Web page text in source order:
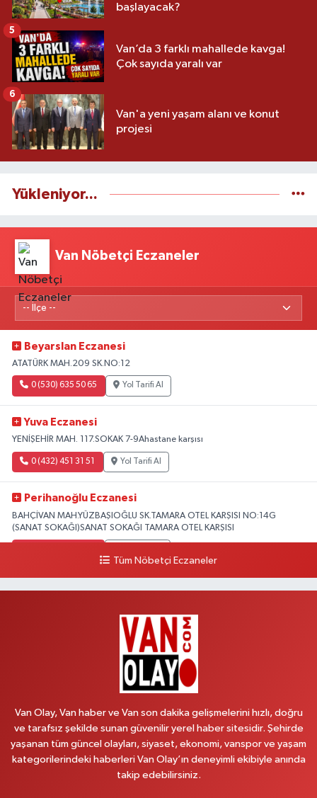
başlayacak?
Van’da 3 farklı mahallede kavga!
Çok sayıda yaralı var
5
Van'a yeni yaşam alanı ve konut
projesi
6
Yükleniyor...
Van Nöbetçi Eczaneler
Beyarslan Eczanesi
ATATÜRK MAH.209 SK.NO:12
0 (530) 635 50 65 Yol Tarifi Al
Yuva Eczanesi
YENİŞEHİR MAH. 117.SOKAK 7-9Ahastane karşısı
0 (432) 451 31 51 Yol Tarifi Al
Perihanoğlu Eczanesi
BAHÇİVAN MAH.YÜZBAŞIOĞLU SK.TAMARA OTEL KARŞISI NO:14G
(SANAT SOKAĞI)SANAT SOKAĞI TAMARA OTEL KARŞISI
Yol Tarifi Al
BEYAZIT MAH.ZEYLAN CADDESİ OKYANUS GİYİM YANI NO:1
Afşar Eczanesi
Kazım Karabekir cad.Eski Araştırma Hastanesi karşısı (kent park karşısı )
Kaval iş merkezi No: 156 B
Tüm Nöbetçi Eczaneler
Van Olay, Van haber ve Van son dakika gelişmelerini hızlı, doğru
ve tarafsız şekilde sunan güvenilir yerel haber sitesidir. Şehirde
yaşanan tüm güncel olayları, siyaset, ekonomi, vanspor ve yaşam
kategorilerindeki haberleri Van Olay’ın deneyimli ekibiyle anında
takip edebilirsiniz.